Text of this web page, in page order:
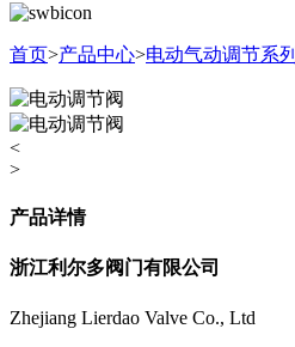
首页>产品中心>电动气动调节系列
<
>
产品详情
浙江利尔多阀门有限公司
Zhejiang Lierdao Valve Co., Ltd